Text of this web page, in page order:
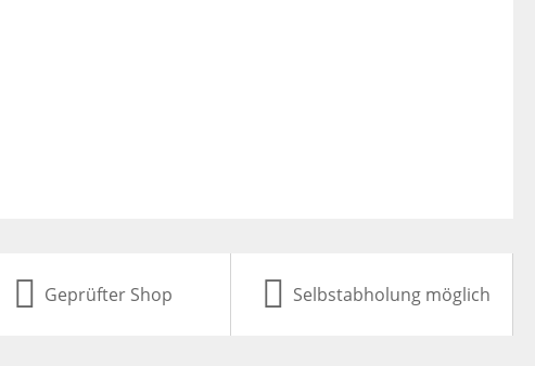
Geprüfter Shop Selbstabholung möglich